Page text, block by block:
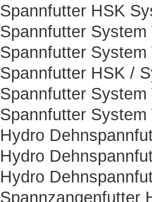
Spannfutter HSK
Spannfutter
Spannfutter
Spannfutter HSK /
Spannfutter
Spannfutter
Hydro
Hydro
Hydro
Spannzangenfutter